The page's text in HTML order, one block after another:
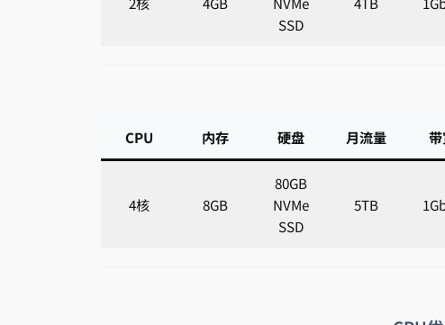
SSD
CPU 内存 硬盘 月流量
4核 8GB
80GB
NVMe
SSD
5TB